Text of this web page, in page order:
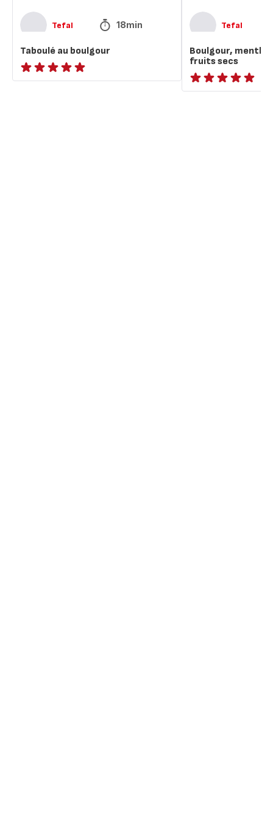
Tefal 18min
Taboulé au boulgour
ratings.NaN
Tefal
Boulgour,
fruits secs
ratings.NaN